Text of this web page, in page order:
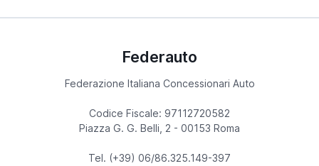
Federauto
Federazione Italiana Concessionari Auto
Codice Fiscale: 97112720582
Piazza G. G. Belli, 2 - 00153 Roma
Tel. (+39) 06/86.325.149-397